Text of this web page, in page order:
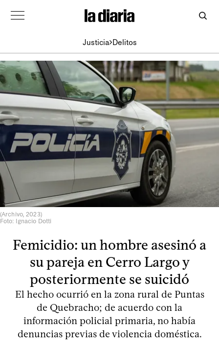
Justicia Delitos
(Archivo, 2023)
Foto: Ignacio Dotti
Femicidio: un hombre asesinó a
su pareja en Cerro Largo y
posteriormente se suicidó
El hecho ocurrió en la zona rural de Puntas
de Quebracho; de acuerdo con la
información policial primaria, no había
denuncias previas de violencia doméstica.